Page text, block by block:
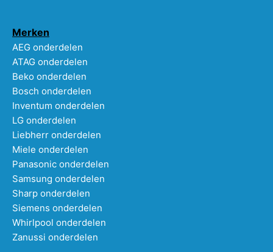
Merken
AEG onderdelen
ATAG onderdelen
Beko onderdelen
Bosch onderdelen
Inventum onderdelen
LG onderdelen
Liebherr onderdelen
Miele onderdelen
Panasonic onderdelen
Samsung onderdelen
Sharp onderdelen
Siemens onderdelen
Whirlpool onderdelen
Zanussi onderdelen